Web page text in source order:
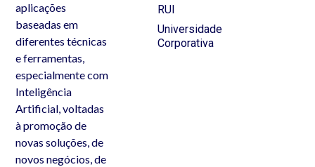
aplicações
baseadas em
diferentes técnicas
e ferramentas,
especialmente com
Inteligência
Artificial, voltadas
à promoção de
novas soluções, de
novos negócios, de
RUI
Universidade
Corporativa